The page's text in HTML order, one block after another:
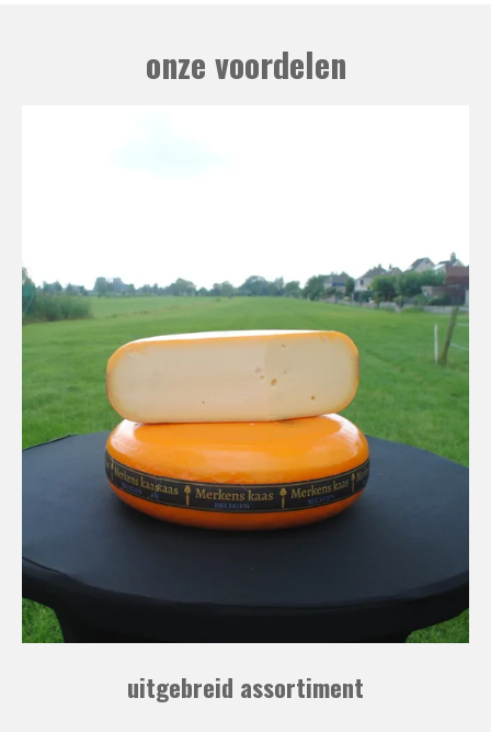
onze voordelen
uitgebreid assortiment